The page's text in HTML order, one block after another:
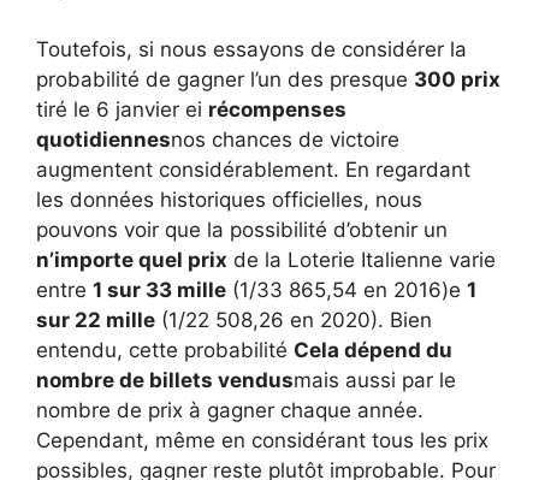
Toutefois, si nous essayons de considérer la
probabilité de gagner l’un des presque 300 prix
tiré le 6 janvier ei récompenses
quotidiennesnos chances de victoire
augmentent considérablement. En regardant
les données historiques officielles, nous
pouvons voir que la possibilité d’obtenir un
n’importe quel prix de la Loterie Italienne varie
entre 1 sur 33 mille (1/33 865,54 en 2016)e 1
sur 22 mille (1/22 508,26 en 2020). Bien
entendu, cette probabilité Cela dépend du
nombre de billets vendusmais aussi par le
nombre de prix à gagner chaque année.
Cependant, même en considérant tous les prix
possibles, gagner reste plutôt improbable. Pour